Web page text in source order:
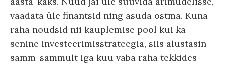
vaadata üle finantsid ning asuda ostma. Kuna
raha nõudsid nii kauplemise pool kui ka
senine investeerimisstrateegia, siis alustasin
samm-sammult iga kuu vaba raha tekkides